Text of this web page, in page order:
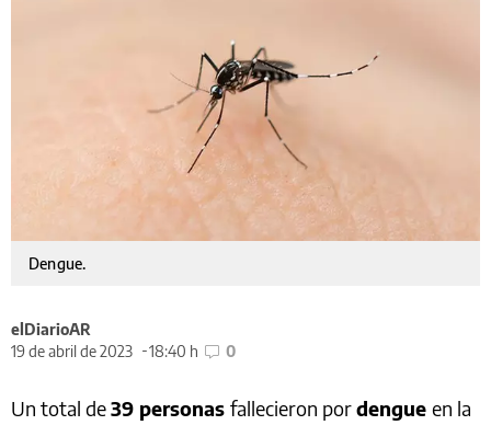
Dengue.
elDiarioAR
19 de abril de 2023
18:40 h 0
Un total de39 personas fallecieron pordengue en la